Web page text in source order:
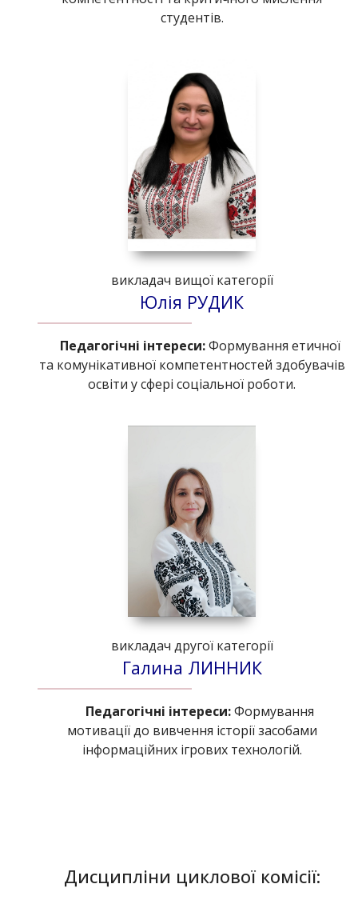
студентів.
викладач вищої категорії
Юлія РУДИК
Педагогічні інтереси:Формування етичної
та комунікативної компетентностей здобувачів
освіти у сфері соціальної роботи.
викладач другої категорії
Галина ЛИННИК
Педагогічні інтереси:Формування
мотивації до вивчення історії засобами
інформаційних ігрових технологій.
Дисципліни циклової комісії: